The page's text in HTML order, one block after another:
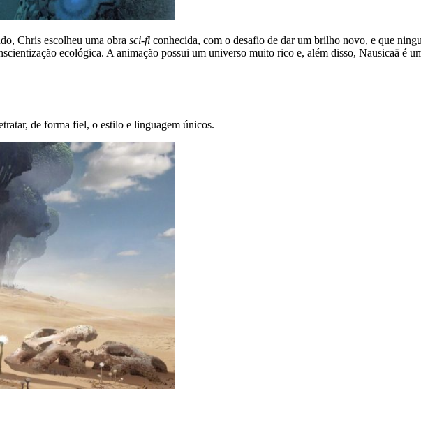
Chris escolheu uma obra sci-fi conhecida, com o desafio de dar um brilho novo, e que
ecológica. A animação possui um universo muito rico e, além disso, Nausicaä é
de forma fiel, o estilo e linguagem únicos.